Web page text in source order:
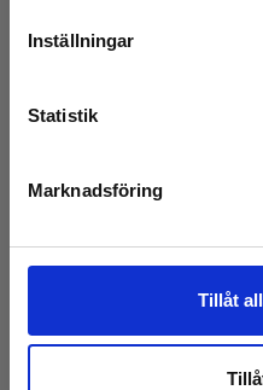
Inställningar
Statistik
Marknadsföring
Tillåt
Snart på lager igen